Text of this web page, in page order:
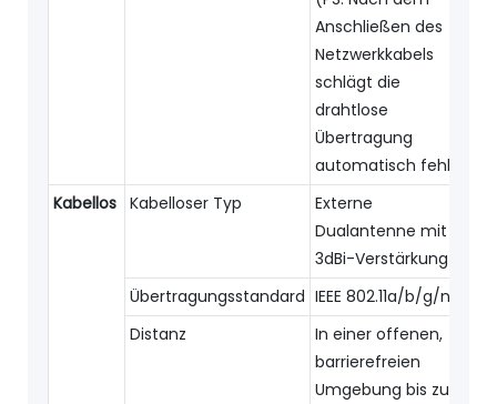
Anschließen des
Netzwerkkabels
schlägt die
drahtlose
Übertragung
automatisch fehl)
Kabellos
Kabelloser Typ
Externe
Dualantenne mit
3dBi-Verstärkung
Übertragungsstandard IEEE 802.11a/b/g/n
Distanz
In einer offenen,
barrierefreien
Umgebung bis zu